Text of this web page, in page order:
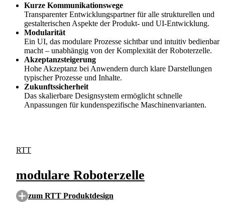
Kurze Kommunikationswege
Transparenter Entwicklungspartner für alle strukturellen und
gestalterischen Aspekte der Produkt- und UI-Entwicklung.
Modularität
Ein UI, das modulare Prozesse sichtbar und intuitiv bedienbar
macht – unabhängig von der Komplexität der Roboterzelle.
Akzeptanzsteigerung
Hohe Akzeptanz bei Anwendern durch klare Darstellungen
typischer Prozesse und Inhalte.
Zukunftssicherheit
Das skalierbare Designsystem ermöglicht schnelle
Anpassungen für kundenspezifische Maschinenvarianten.
RTT
modulare Roboterzelle
zum RTT Produktdesign